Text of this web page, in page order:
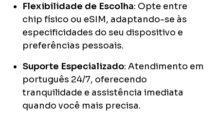
Flexibilidade de Escolha: Opte entre
chip físico ou eSIM, adaptando-se às
especificidades do seu dispositivo e
preferências pessoais.
Suporte Especializado: Atendimento em
português 24/7, oferecendo
tranquilidade e assistência imediata
quando você mais precisa.